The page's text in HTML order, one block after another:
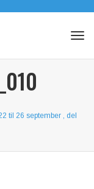
til 26 september , del